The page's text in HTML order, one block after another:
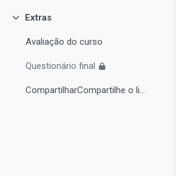
Collapse
Extras
Avaliação do curso
Questionário final
CompartilharCompartilhe o link do curso em suas re...